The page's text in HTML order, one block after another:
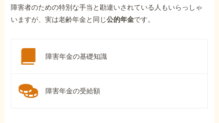
障害者のための特別な手当と勘違いされている人もいらっしゃ
いますが、実は老齢年金と同じ公的年金です。
障害年金の基礎知識
障害年金の受給額